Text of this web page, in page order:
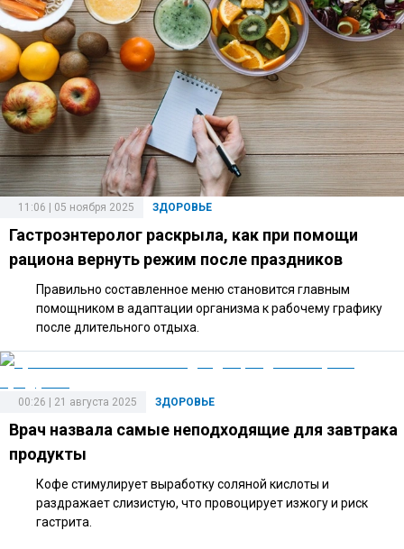
ЗДОРОВЬЕ
11:06 | 05 ноября 2025
Гастроэнтеролог раскрыла, как при помощи
рациона вернуть режим после праздников
Правильно составленное меню становится главным
помощником в адаптации организма к рабочему графику
после длительного отдыха.
ЗДОРОВЬЕ
00:26 | 21 августа 2025
Врач назвала самые неподходящие для завтрака
продукты
Кофе стимулирует выработку соляной кислоты и
раздражает слизистую, что провоцирует изжогу и риск
гастрита.